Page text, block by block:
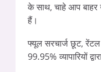
के साथ, चाहे आप बाहर
हैं।
फ्यूल सरचार्ज छूट,
99.95% व्यापारियों